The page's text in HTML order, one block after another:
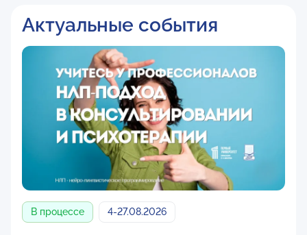
Актуальные события
В процессе 4-27.08.2026